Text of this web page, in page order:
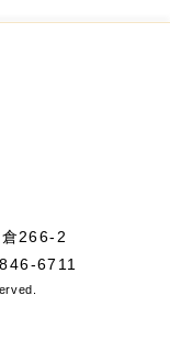
266-2
6711